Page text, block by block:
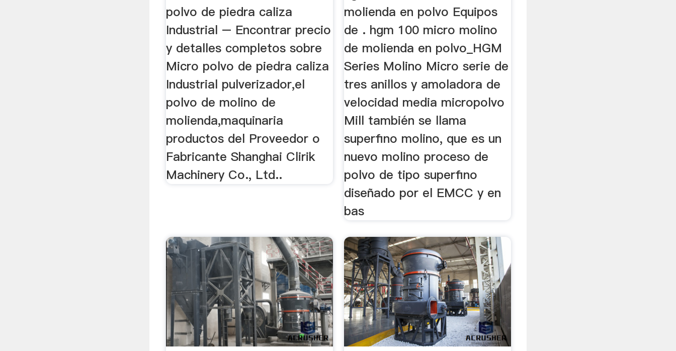
polvo de piedra caliza
Industrial – Encontrar precio
y detalles completos sobre
Micro polvo de piedra caliza
Industrial pulverizador,el
polvo de molino de
molienda,maquinaria
productos del Proveedor o
Fabricante Shanghai Clirik
Machinery Co., Ltd..
molienda en polvo Equipos
de . hgm 100 micro molino
de molienda en polvo_HGM
Series Molino Micro serie de
tres anillos y amoladora de
velocidad media micropolvo
Mill también se llama
superfino molino, que es un
nuevo molino proceso de
polvo de tipo superfino
diseñado por el EMCC y en
bas